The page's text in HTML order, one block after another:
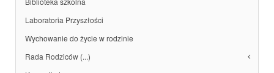
Laboratoria Przyszłości
Wychowanie do życie w rodzinie
Rada Rodziców (...)